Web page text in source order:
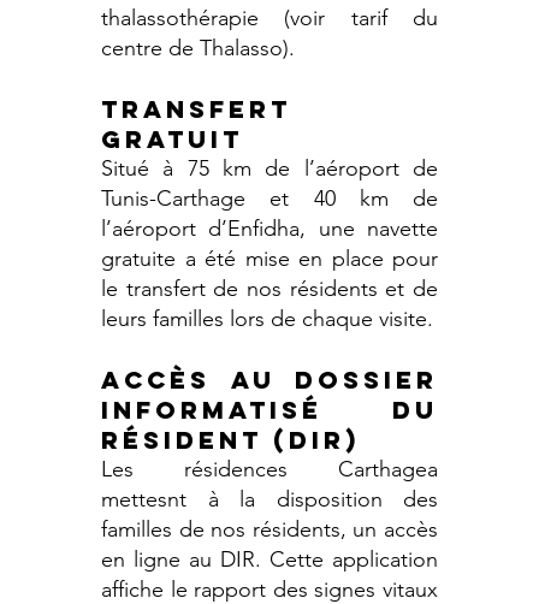
thalassothérapie (voir tarif du
centre de Thalasso).
TRANSFERT
GRATUIT
Situé à 75 km de l’aéroport de
Tunis-Carthage et 40 km de
l’aéroport d’Enfidha, une navette
gratuite a été mise en place pour
le transfert de nos résidents et de
leurs familles lors de chaque visite.
ACCÈS AU DOSSIER
INFORMATISÉ DU
RÉSIDENT (DIR)
Les résidences Carthagea
mettesnt à la disposition des
familles de nos résidents, un accès
en ligne au DIR. Cette application
affiche le rapport des signes vitaux